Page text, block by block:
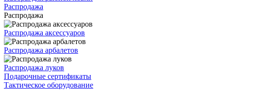
Распродажа
Распродажа
Распродажа аксессуаров
Распродажа арбалетов
Распродажа луков
Подарочные сертификаты
Тактическое оборудование